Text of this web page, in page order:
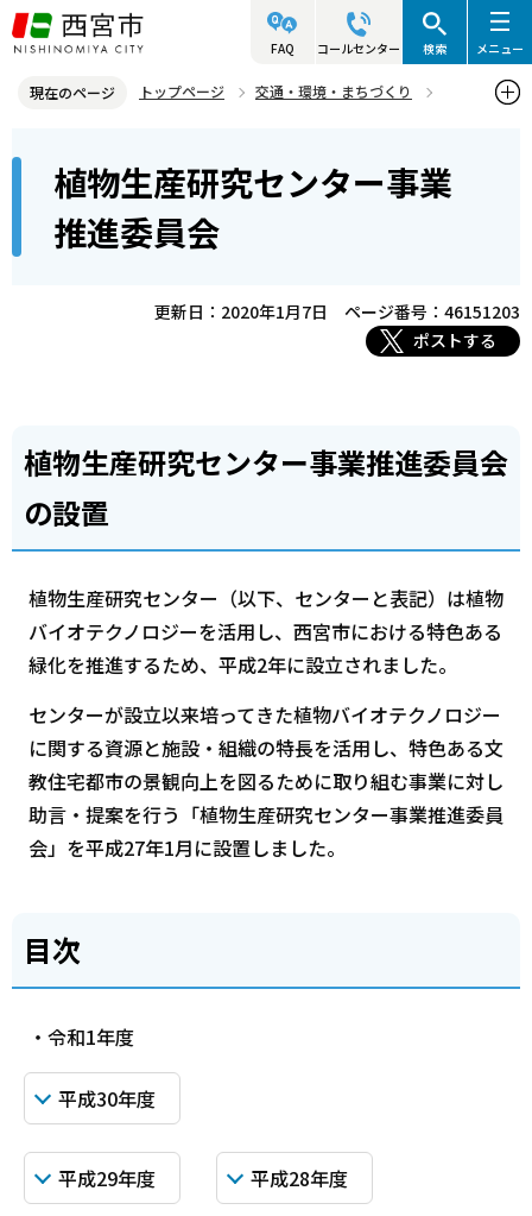
こ
の
ジ
頭
FAQ コールセンター 検索 メニュー
現在のページ トップページ
交通・環境・まちづくり
植物生産研究センター事業推進委員会
植物生産研究センター事業
推進委員会
更新日：2020年1月7日
ページ番号：46151203
ポストする
植物生産研究センター事業推進委員会
の設置
植物生産研究センター（以下、センターと表記）は植物
バイオテクノロジーを活用し、西宮市における特色ある
緑化を推進するため、平成2年に設立されました。
センターが設立以来培ってきた植物バイオテクノロジー
に関する資源と施設・組織の特長を活用し、特色ある文
教住宅都市の景観向上を図るために取り組む事業に対し
助言・提案を行う「植物生産研究センター事業推進委員
会」を平成27年1月に設置しました。
目次
・令和1年度
平成30年度
平成29年度 平成28年度